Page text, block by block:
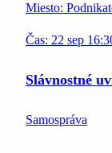
Miesto:
Čas: 22 sep
Slávnostné
Samospráva